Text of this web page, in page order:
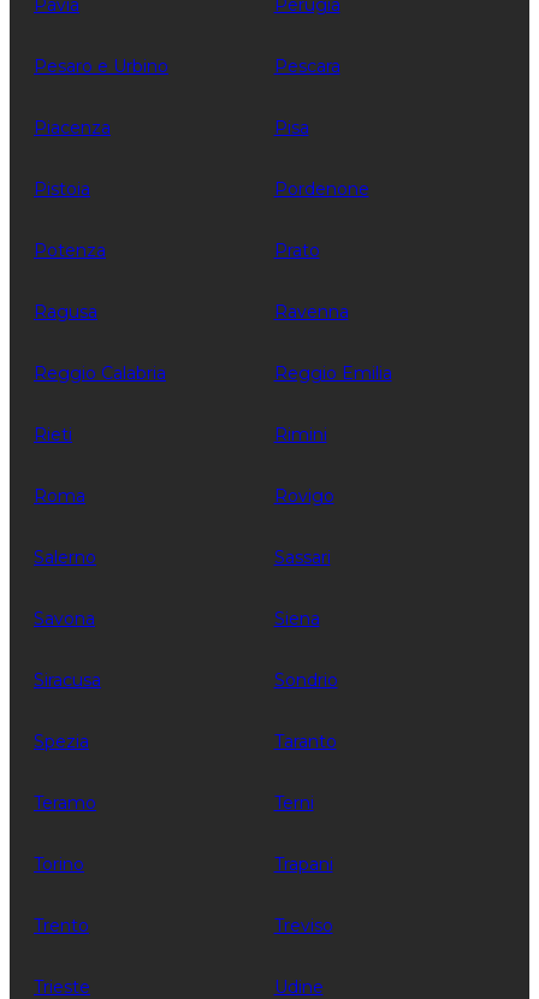
Pavia Perugia
Pesaro e Urbino Pescara
Piacenza Pisa
Pistoia Pordenone
Potenza Prato
Ragusa Ravenna
Reggio Calabria Reggio Emilia
Rieti Rimini
Roma Rovigo
Salerno Sassari
Savona Siena
Siracusa Sondrio
Spezia Taranto
Teramo Terni
Torino Trapani
Trento Treviso
Trieste Udine